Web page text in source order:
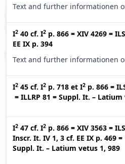
Text and further informationen
I2 40 cf. I2 p. 866 = XIV 4269 =
EE IX p. 394
Text and further informationen
I2 45 cf. I2 p. 718 et I2 p. 866 =
= ILLRP 81 = Suppl. It. – Latium
I2 47 cf. I2 p. 866 = XIV 3563 =
Inscr. It. IV 1, 3 cf. EE IX p. 469 =
Suppl. It. – Latium vetus 1, 989